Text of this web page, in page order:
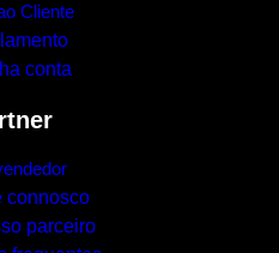
Cliente
conta
connosco
parceiro